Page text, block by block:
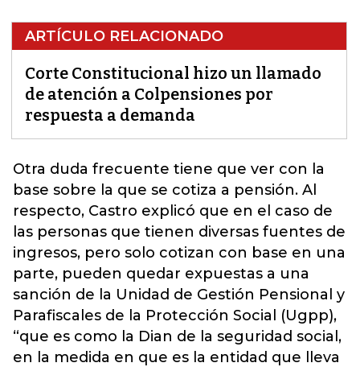
ARTÍCULO RELACIONADO
Corte Constitucional hizo un llamado
de atención a Colpensiones por
respuesta a demanda
Otra duda frecuente tiene que ver con la
base sobre la que se cotiza a pensión. Al
respecto, Castro explicó que en el caso de
las personas que tienen diversas fuentes de
ingresos, pero solo cotizan con base en una
parte, pueden quedar expuestas a una
sanción de la Unidad de Gestión Pensional y
Parafiscales de la Protección Social (Ugpp),
“que es como la Dian de la seguridad social,
en la medida en que es la entidad que lleva